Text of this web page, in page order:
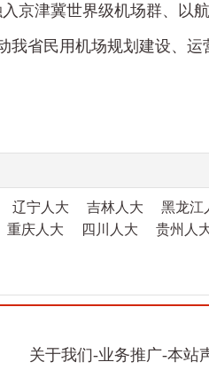
京津冀世界级机场群、
省民用机场规划建设、运
辽宁人大 吉林人大 黑龙江
重庆人大 四川人大 贵州人
关于我们-业务推广-本站